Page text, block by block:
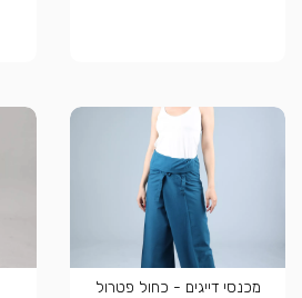
מכנסי דייגים - כחול פטרול